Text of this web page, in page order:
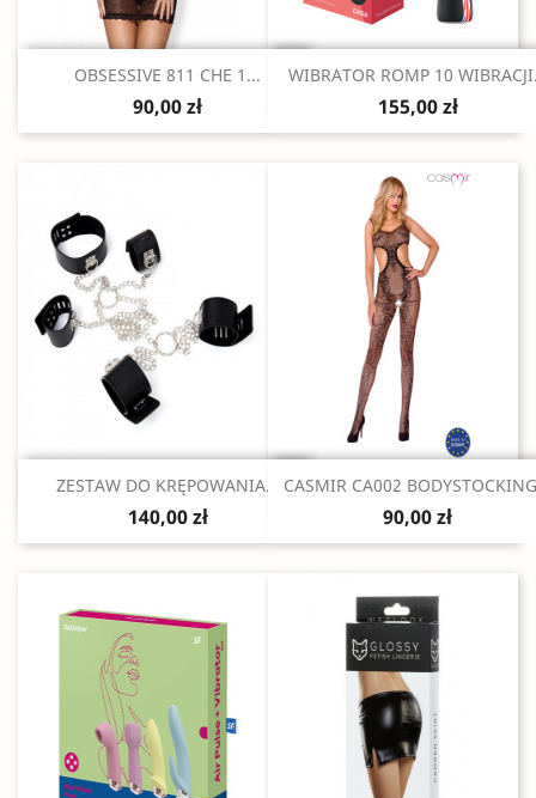
Szybki podgląd
OBSESSIVE 811 CHE 1...
90,00 zł
Szybki podgląd
WIBRATOR ROMP 10
155,00 zł
Szybki podgląd
ZESTAW DO KRĘPOWANIA...
140,00 zł
Szybki podgląd
CASMIR CA002
90,00 zł